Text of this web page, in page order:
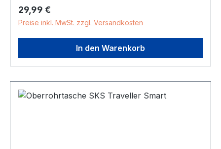
158g • Maße: 200 x 100 x 110 mm
Regulärer Preis:
29,99 €
Preise inkl. MwSt. zzgl. Versandkosten
In den Warenkorb